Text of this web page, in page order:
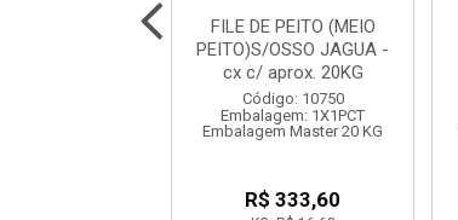
FILE DE PEITO (MEIO
PEITO)S/OSSO JAGUA -
cx c/ aprox. 20KG
Código: 10750
Embalagem: 1X1PCT
Embalagem Master 20 KG
R$ 333,60